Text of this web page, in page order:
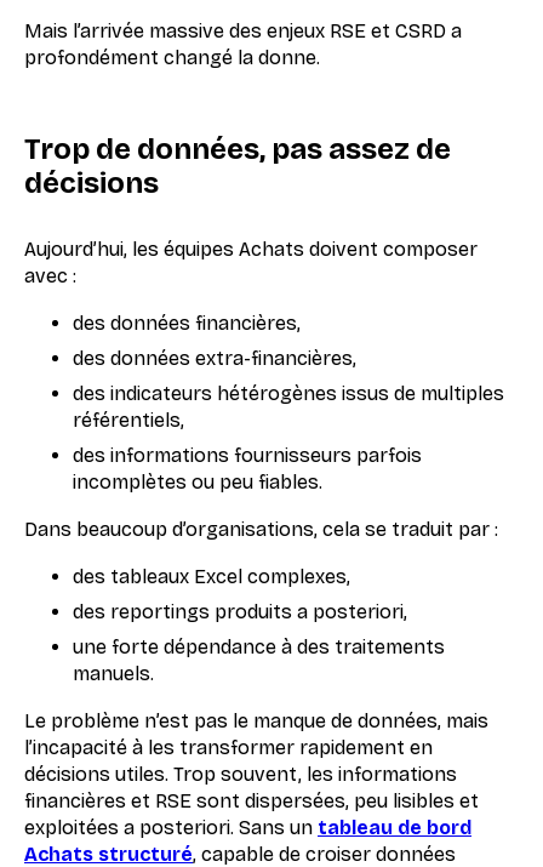
Mais l’arrivée massive des enjeux RSE et CSRD a
profondément changé la donne.
Trop de données, pas assez de
décisions
Aujourd’hui, les équipes Achats doivent composer
avec :
des données financières,
des données extra-financières,
des indicateurs hétérogènes issus de multiples
référentiels,
des informations fournisseurs parfois
incomplètes ou peu fiables.
Dans beaucoup d’organisations, cela se traduit par :
des tableaux Excel complexes,
des reportings produits a posteriori,
une forte dépendance à des traitements
manuels.
Le problème n’est pas le manque de données, mais
l’incapacité à les transformer rapidement en
décisions utiles. Trop souvent, les informations
financières et RSE sont dispersées, peu lisibles et
exploitées a posteriori. Sans un tableau de bord
Achats structuré, capable de croiser données